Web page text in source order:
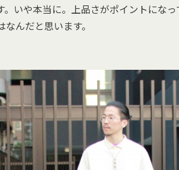
。いや本当に。上品さがポイントにな
んだと思います。